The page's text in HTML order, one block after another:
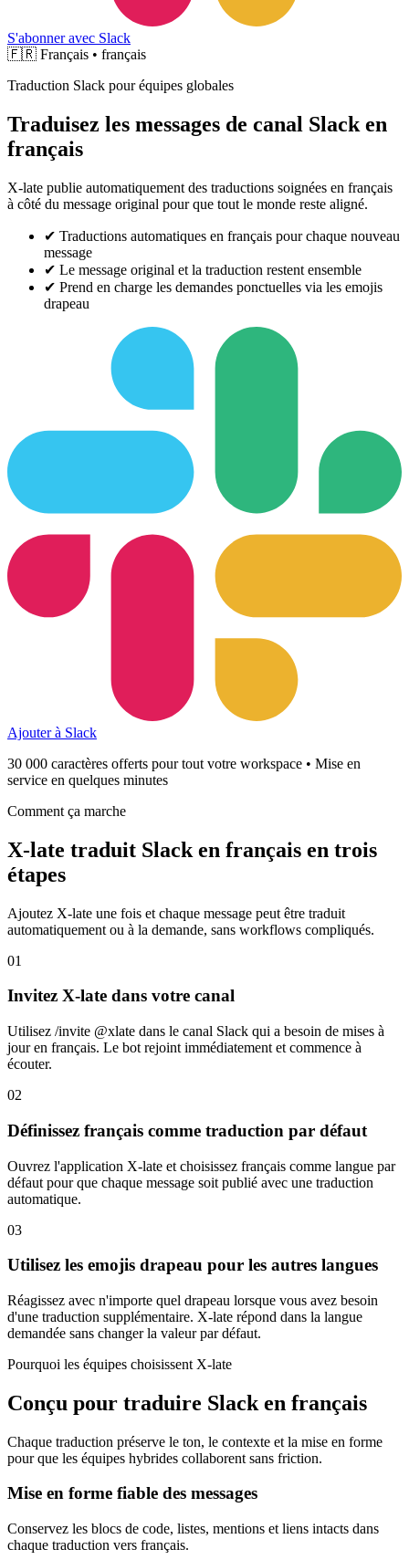
S'abonner avec Slack
🇫🇷 Français • français
Traduction Slack pour équipes globales
Traduisez les messages de canal Slack en
français
X-late publie automatiquement des traductions soignées en français
à côté du message original pour que tout le monde reste aligné.
✔ Traductions automatiques en français pour chaque nouveau
message
✔ Le message original et la traduction restent ensemble
✔ Prend en charge les demandes ponctuelles via les emojis
drapeau
Ajouter à Slack
30 000 caractères offerts pour tout votre workspace • Mise en
service en quelques minutes
Comment ça marche
X-late traduit Slack en français en trois
étapes
Ajoutez X-late une fois et chaque message peut être traduit
automatiquement ou à la demande, sans workflows compliqués.
01
Invitez X-late dans votre canal
Utilisez /invite @xlate dans le canal Slack qui a besoin de mises à
jour en français. Le bot rejoint immédiatement et commence à
écouter.
02
Définissez français comme traduction par défaut
Ouvrez l'application X-late et choisissez français comme langue par
défaut pour que chaque message soit publié avec une traduction
automatique.
03
Utilisez les emojis drapeau pour les autres langues
Réagissez avec n'importe quel drapeau lorsque vous avez besoin
d'une traduction supplémentaire. X-late répond dans la langue
demandée sans changer la valeur par défaut.
Pourquoi les équipes choisissent X-late
Conçu pour traduire Slack en français
Chaque traduction préserve le ton, le contexte et la mise en forme
pour que les équipes hybrides collaborent sans friction.
Mise en forme fiable des messages
Conservez les blocs de code, listes, mentions et liens intacts dans
chaque traduction vers français.